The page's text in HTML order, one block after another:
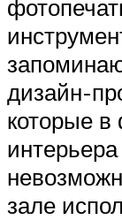
дизайн-
которые в
зале